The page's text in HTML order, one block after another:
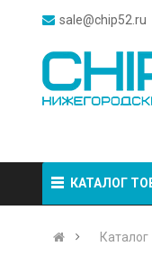
sale@chip52.ru
КАТАЛОГ
Каталог